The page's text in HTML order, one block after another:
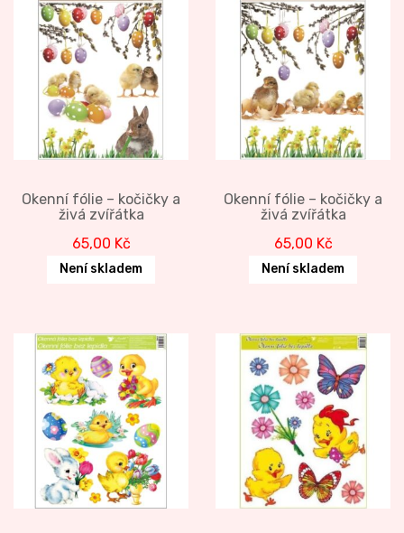
Okenní fólie – kočičky a
živá zvířátka
65,00 Kč
Není skladem
Okenní fólie – kočičky a
živá zvířátka
65,00 Kč
Není skladem